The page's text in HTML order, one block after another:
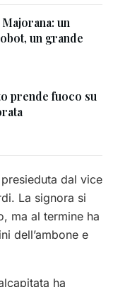
un
un grande
prende fuoco su
dal vice
La signora si
ma al termine ha
dell’ambone e
ha